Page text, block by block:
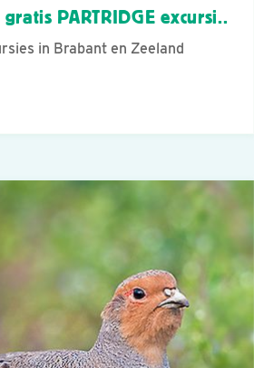
PARTRIDGE excursi..
in Brabant en Zeeland